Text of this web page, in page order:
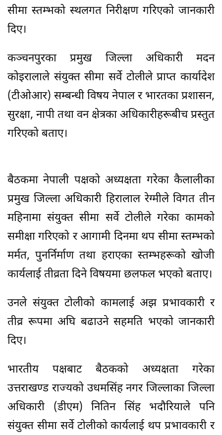
सीमा स्तम्भको स्थलगत निरीक्षण गरिएको जानकारी
दिए।
कञ्चनपुरका प्रमुख जिल्ला अधिकारी मदन
कोइरालाले संयुक्त सीमा सर्वे टोलीले प्राप्त कार्यादेश
(टीओआर) सम्बन्धी विषय नेपाल र भारतका प्रशासन,
सुरक्षा, नापी तथा वन क्षेत्रका अधिकारीहरूबीच प्रस्तुत
गरिएको बताए।
बैठकमा नेपाली पक्षको अध्यक्षता गरेका कैलालीका
प्रमुख जिल्ला अधिकारी हिरालाल रेग्मीले विगत तीन
महिनामा संयुक्त सीमा सर्वे टोलीले गरेका कामको
समीक्षा गरिएको र आगामी दिनमा थप सीमा स्तम्भको
मर्मत, पुनर्निर्माण तथा हराएका स्तम्भहरूको खोजी
कार्यलाई तीव्रता दिने विषयमा छलफल भएको बताए।
उनले संयुक्त टोलीको कामलाई अझ प्रभावकारी र
तीव्र रूपमा अघि बढाउने सहमति भएको जानकारी
दिए।
भारतीय पक्षबाट बैठकको अध्यक्षता गरेका
उत्तराखण्ड राज्यको उधमसिंह नगर जिल्लाका जिल्ला
अधिकारी (डीएम) नितिन सिंह भदौरियाले पनि
संयुक्त सीमा सर्वे टोलीको कार्यलाई थप प्रभावकारी र